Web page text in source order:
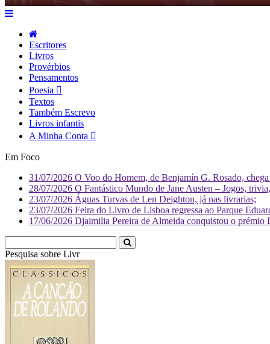
Escritores
Livros
Provérbios
Pensamentos
Poesia
Textos
Também Escrevo
Livros infantis
A Minha Conta
Em Foco
31/07/2026 O Voo do Homem, de Benjamín G. Rosado,
28/07/2026 O Fantástico Mundo de Jane Austen – Jogos,
23/07/2026 Águas Turvas de Len Deighton, já nas livrarias;
23/07/2026 Feira do Livro de Lisboa regressa ao Parque
17/06/2026 Djaimilia Pereira de Almeida conquistou o
Pesquisa sobre Literatura